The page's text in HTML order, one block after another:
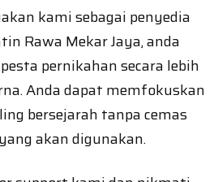
kami sebagai penyedia
Rawa Mekar Jaya, anda
pernikahan secara lebih
Anda dapat memfokuskan
bersejarah tanpa cemas
akan digunakan.